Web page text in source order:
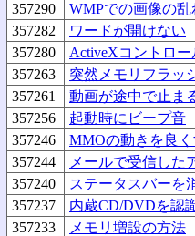
357290
WMPでの画像の乱
357282
ワードが開けない
357280
ActiveXコントロー
357263
突然メモリフラッ
357261
動画が途中で止ま
357256
起動時にビープ音
357246
MMOの動きを良
357244
メールで受信した
357240
ステータスバーを
357237
内蔵CD/DVDを認
357233
メモリ増設の方法